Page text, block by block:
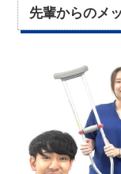
先輩からのメ